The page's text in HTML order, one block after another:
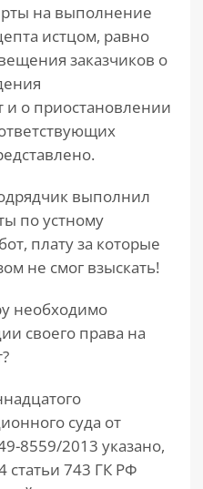
на выполнение
истцом, равно
заказчиков о
о приостановлении
выполнил
по устному
плату за которые
не смог взыскать!
необходимо
своего права на
суда от
8559/2013 указано,
статьи 743 ГК РФ